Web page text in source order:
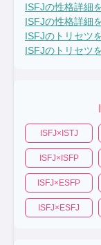
ISFJの性格詳細
ISFJの性格詳細
ISFJのトリセツ
ISFJのトリセツ
ISFJ× ISTJ
ISFJ× ISFP
ISFJ× ESFP
ISFJ× ESFJ